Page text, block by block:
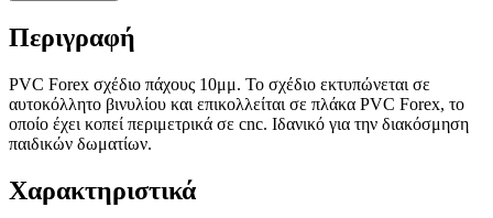
Περιγραφή
PVC Forex σχέδιο πάχους 10μμ. Το σχέδιο εκτυπώνεται σε
αυτοκόλλητο βινυλίου και επικολλείται σε πλάκα PVC Forex, το
οποίο έχει κοπεί περιμετρικά σε cnc. Ιδανικό για την διακόσμηση
παιδικών δωματίων.
Χαρακτηριστικά